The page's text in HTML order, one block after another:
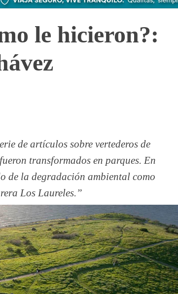
le hicieron?:
de artículos sobre vertederos de
transformados en parques. En
de la degradación ambiental como
Los Laureles.